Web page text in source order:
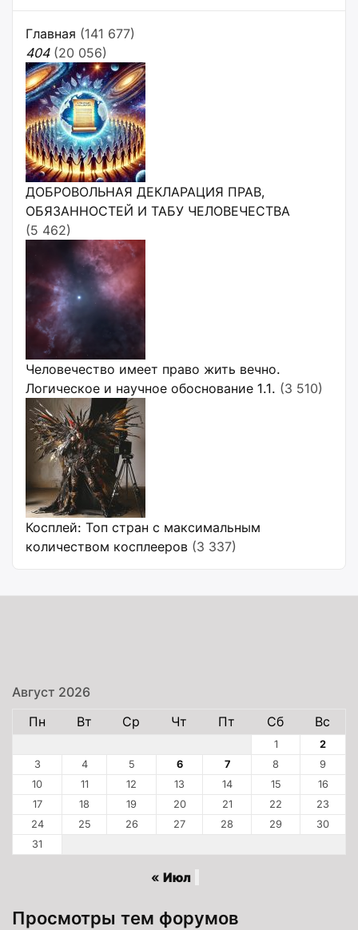
Главная (141 677)
404 (20 056)
ДОБРОВОЛЬНАЯ ДЕКЛАРАЦИЯ ПРАВ,
ОБЯЗАННОСТЕЙ И ТАБУ ЧЕЛОВЕЧЕСТВА
(5 462)
Человечество имеет право жить вечно.
Логическое и научное обоснование 1.1. (3 510)
Косплей: Топ стран с максимальным
количеством косплееров (3 337)
Август 2026
Пн
Вт Ср Чт Пт Сб Вс
1
2
3
4 5 6 7 8
9
10
11 12 13 14 15
16
17
18 19 20 21 22
23
24
25 26 27 28 29
30
31
« Июл
Просмотры тем форумов